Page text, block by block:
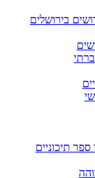
בירושלים
ספר תיכוניים